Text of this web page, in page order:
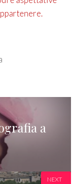
a
NEXT